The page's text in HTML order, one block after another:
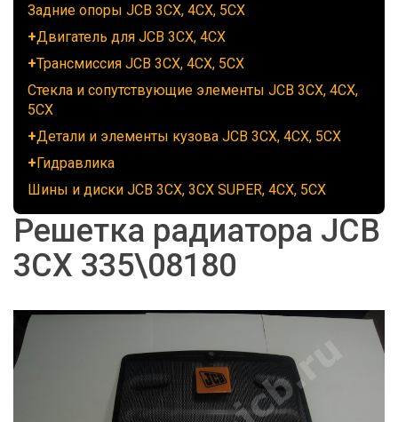
Задние опоры JCB 3CX, 4CX, 5CX
Двигатель для JCB 3CX, 4CX
Трансмиссия JCB 3CX, 4CX, 5CX
Стекла и сопутствующие элементы JCB 3CX, 4CX,
5CX
Детали и элементы кузова JCB 3CX, 4CX, 5CX
Гидравлика
Шины и диски JCB 3CX, 3CX SUPER, 4CX, 5CX
Решетка радиатора JCB
3СХ 335\08180